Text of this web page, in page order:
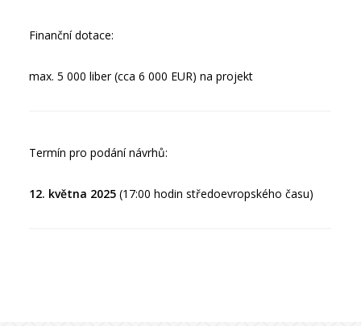
Finanční dotace:
max. 5 000 liber (cca 6 000 EUR) na projekt
Termín pro podání návrhů:
12. května 2025(17:00 hodin středoevropského času)